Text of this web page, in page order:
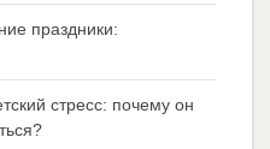
праздники:
стресс: почему он